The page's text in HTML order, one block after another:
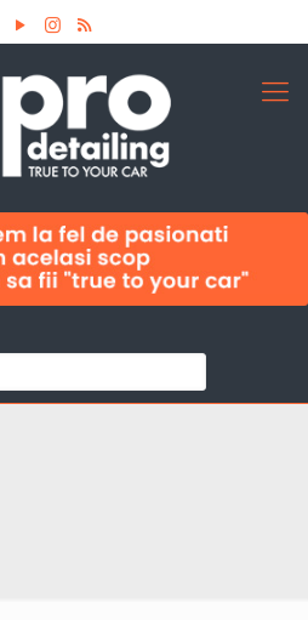
la newsletter
noutatile din domeniu la